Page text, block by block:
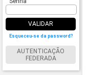
VALIDAR
Esqueceu-se da password?
AUTENTICAÇÃO
FEDERADA